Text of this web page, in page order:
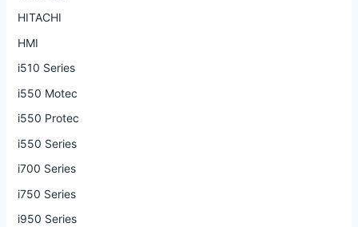
HITACHI
HMI
i510 Series
i550 Motec
i550 Protec
i550 Series
i700 Series
i750 Series
i950 Series